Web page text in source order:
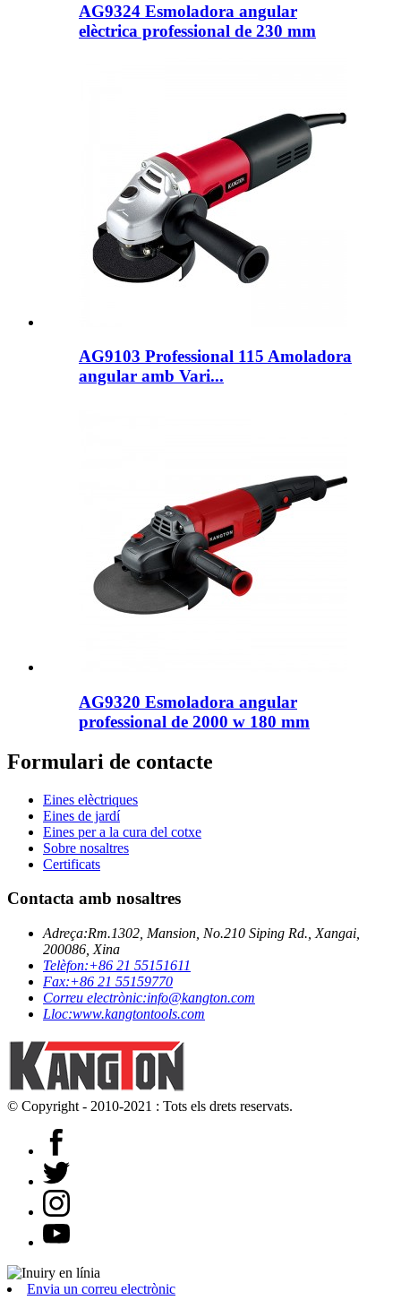
AG9324 Esmoladora angular
elèctrica professional de 230 mm
AG9103 Professional 115 Amoladora
angular amb Vari...
AG9320 Esmoladora angular
professional de 2000 w 180 mm
Formulari de contacte
Eines elèctriques
Eines de jardí
Eines per a la cura del cotxe
Sobre nosaltres
Certificats
Contacta amb nosaltres
Adreça:Rm.1302, Mansion, No.210 Siping Rd., Xangai,
200086, Xina
Telèfon:+86 21 55151611
Fax:+86 21 55159770
Correu electrònic:info@kangton.com
Lloc:www.kangtontools.com
© Copyright - 2010-2021 : Tots els drets reservats.
Envia un correu electrònic